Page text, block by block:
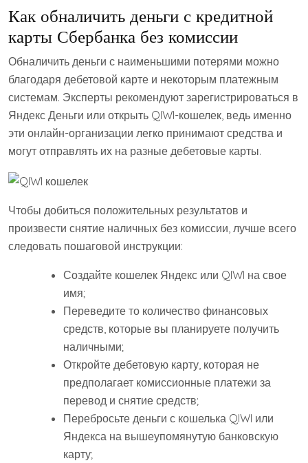
Как обналичить деньги с кредитной
карты Сбербанка без комиссии
Обналичить деньги с наименьшими потерями можно
благодаря дебетовой карте и некоторым платежным
системам. Эксперты рекомендуют зарегистрироваться в
Яндекс Деньги или открыть QIWI-кошелек, ведь именно
эти онлайн-организации легко принимают средства и
могут отправлять их на разные дебетовые карты.
Чтобы добиться положительных результатов и
произвести снятие наличных без комиссии, лучше всего
следовать пошаговой инструкции:
Создайте кошелек Яндекс или QIWI на свое
имя;
Переведите то количество финансовых
средств, которые вы планируете получить
наличными;
Откройте дебетовую карту, которая не
предполагает комиссионные платежи за
перевод и снятие средств;
Перебросьте деньги с кошелька QIWI или
Яндекса на вышеупомянутую банковскую
карту;